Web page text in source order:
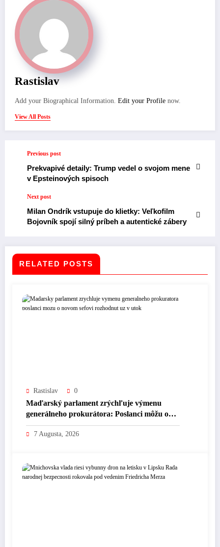
Rastislav
Add your Biographical Information. Edit your Profile now.
View All Posts
Previous post
Prekvapivé detaily: Trump vedel o svojom mene
v Epsteinových spisoch
Next post
Milan Ondrík vstupuje do klietky: Veľkofilm
Bojovník spojí silný príbeh a autentické zábery
RELATED POSTS
Rastislav 0
Maďarský parlament zrýchľuje výmenu
generálneho prokurátora: Poslanci môžu o
novom šéfovi rozhodnúť už v utorok.
7 Augusta, 2026